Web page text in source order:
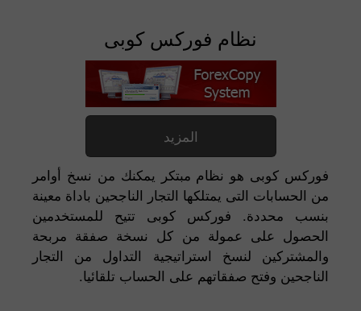
نظام فوركس كوبى
المزيد
فوركس كوبى هو نظام مبتكر يمكنك من نسخ أوامر
من الحسابات التى يمتلكها التجار الناجحين باداة معينة
بنسب محددة. فوركس كوبى تتيح للمستخدمين
الحصول على عمولة من كل نسخة صفقة مربحة
والمشتركين لنسخ استراتيجية التداول من التجار
الناجحين وفتح صفقاتهم على الحساب تلقائيا.